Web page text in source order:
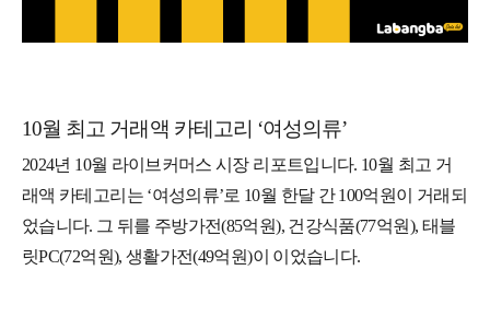
10월 최고 거래액 카테고리 ‘여성의류’
2024년 10월 라이브커머스 시장 리포트입니다. 10월 최고 거
래액 카테고리는 ‘여성의류’로 10월 한달 간 100억원이 거래되
었습니다. 그 뒤를 주방가전(85억원), 건강식품(77억원), 태블
릿PC(72억원), 생활가전(49억원)이 이었습니다.